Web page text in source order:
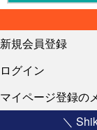
新規会員登録
ログイン
マイページ登録の
＼